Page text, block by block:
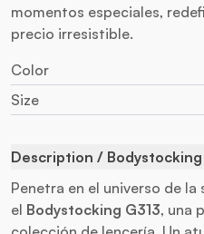
momentos especiales,
precio irresistible.
Color
Size
Description /
Penetra en el universo de
el Bodystocking G313, una